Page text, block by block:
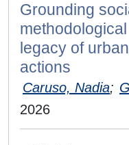
Grounding
legacy of
actions
Caruso, Nadia;
2026